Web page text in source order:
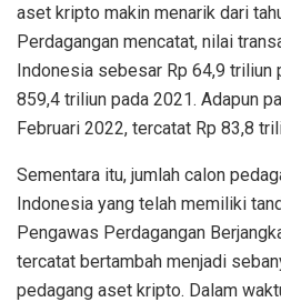
aset kripto makin menarik dari
Perdagangan mencatat, nilai
Indonesia sebesar Rp 64,9 triliun
859,4 triliun pada 2021. Adapun
Februari 2022, tercatat Rp 83,8
Sementara itu, jumlah calon
Indonesia yang telah memiliki
Pengawas Perdagangan
tercatat bertambah menjadi
pedagang aset kripto. Dalam